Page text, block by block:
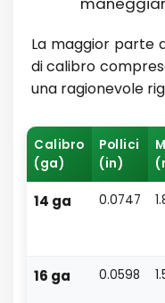
La maggior parte
di calibro
una ragionevole
Calibro
(ga)
Pollici
(in)
14 ga 0.0747
16 ga 0.0598